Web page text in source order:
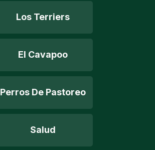
Los Terriers
El Cavapoo
Perros De Pastoreo
Salud